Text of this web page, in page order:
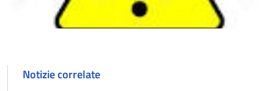
Notizie correlate